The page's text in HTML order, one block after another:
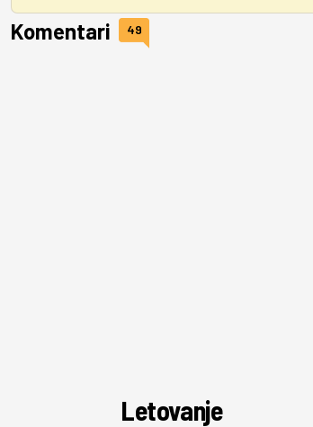
Komentari 49
Letovanje